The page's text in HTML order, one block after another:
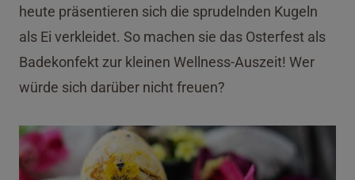
heute präsentieren sich die sprudelnden Kugeln
als Ei verkleidet. So machen sie das Osterfest als
Badekonfekt zur kleinen Wellness-Auszeit! Wer
würde sich darüber nicht freuen?